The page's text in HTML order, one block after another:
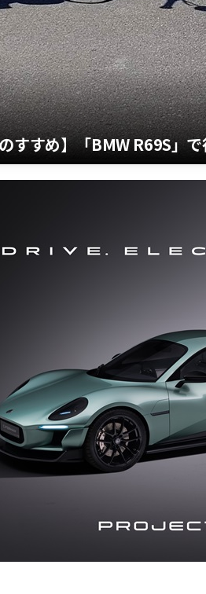
すすめ】「BMW R69S」